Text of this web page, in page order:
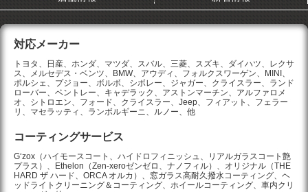
対応メーカー
トヨタ、日産、ホンダ、マツダ、スバル、三菱、スズキ、ダイハツ、レクサ
ス、メルセデス・ベンツ、BMW、アウディ、フォルクスワーゲン、MINI、
ポルシェ、プジョー、ボルボ、シボレー、ジャガー、クライスラー、ランド
ローバー、ベントレー、キャデラック、アストンマーチン、アルファロメ
オ、シトロエン、フォード、クライスラー、Jeep、フィアット、フェラー
リ、マセラッティ、ランボルギーニ、ルノー、他
コーティングサービス
G‘zox（ハイモースコート、ハイドロフィニッシュ、リアルガラスコート艶
プラス）、Ethelon（Zen-xeroゼンゼロ、ナノフィル）、オリジナル（THE
HARD ザ ハード、ORCA オルカ）、窓ガラス高耐久撥水コーティング、ヘ
ッドライトクリーニング＆コーティング、ホイールコーティング、車内クリ